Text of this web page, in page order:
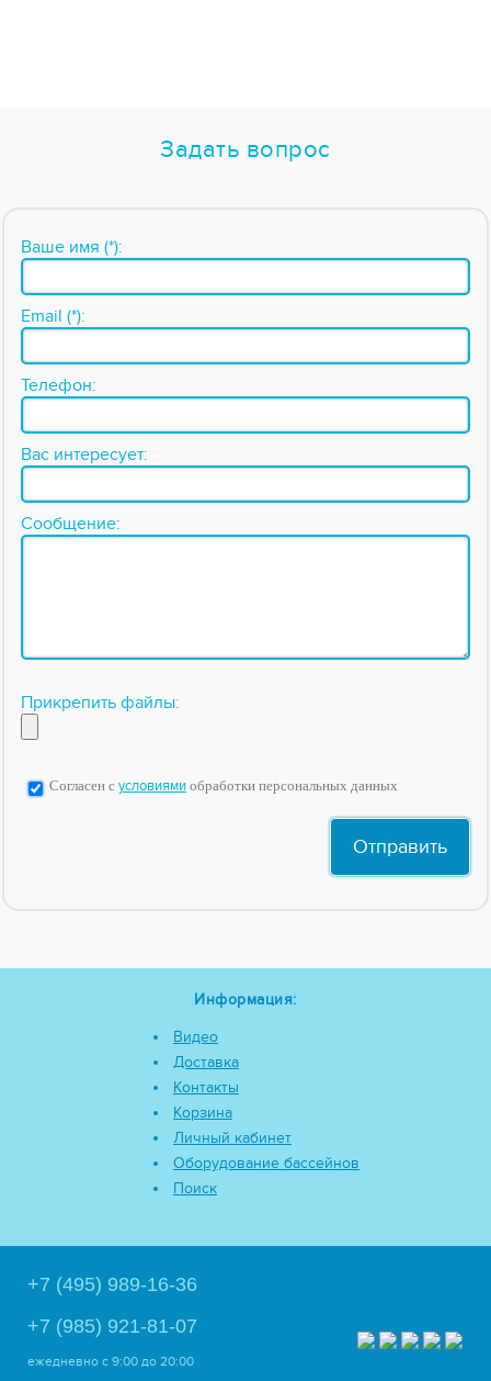
Задать вопрос
Ваше имя (*):
Email (*):
Телефон:
Вас интересует:
Сообщение:
Прикрепить файлы:
Согласен с условиями обработки персональных данных
Информация:
Видео
Доставка
Контакты
Корзина
Личный кабинет
Оборудование бассейнов
Поиск
+7 (495) 989-16-36
+7 (985) 921-81-07
ежедневно с 9:00 до 20:00